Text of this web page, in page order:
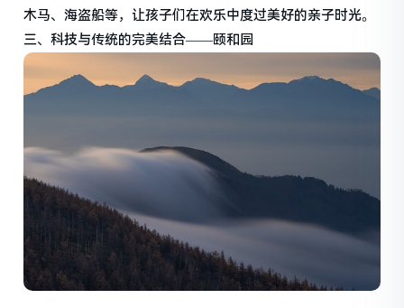
木马、海盗船等，让孩子们在欢乐中度过美好的亲子时光。
三、科技与传统的完美结合——颐和园